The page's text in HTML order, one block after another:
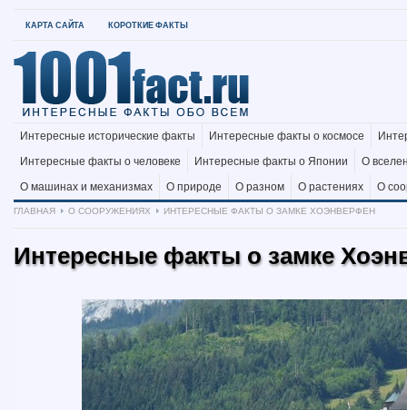
КАРТА САЙТА КОРОТКИЕ ФАКТЫ
Интересные исторические факты Интересные факты о космосе
Интересные факты о человеке
Интересные факты о Японии
О
О машинах и механизмах
О природе О разном О растениях
О
ГЛАВНАЯ
О СООРУЖЕНИЯХ ИНТЕРЕСНЫЕ ФАКТЫ О ЗАМКЕ ХОЭНВЕРФЕН
Интересные факты о замке